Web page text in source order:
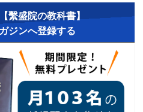
繫盛院の教科書】
ジンへ登録する